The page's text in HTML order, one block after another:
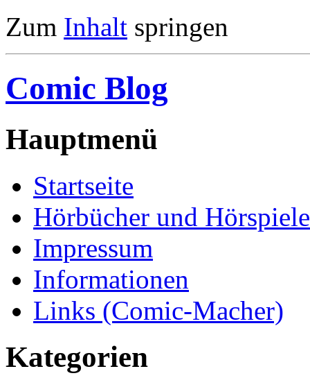
Zum Inhalt springen
Comic Blog
Hauptmenü
Startseite
Hörbücher und Hörspiele
Impressum
Informationen
Links (Comic-Macher)
Kategorien